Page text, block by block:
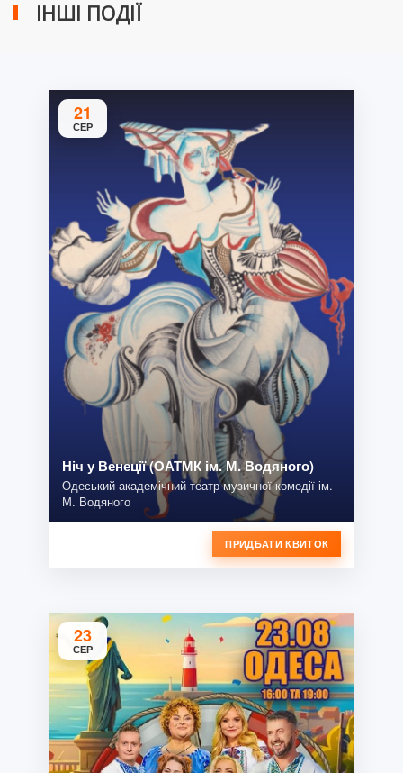
ІНШІ ПОДІЇ
21
СЕР
Ніч у Венеції (ОАТМК ім. М. Водяного)
Одеський академічний театр музичної комедії ім.
М. Водяного
ПРИДБАТИ КВИТОК
23
СЕР